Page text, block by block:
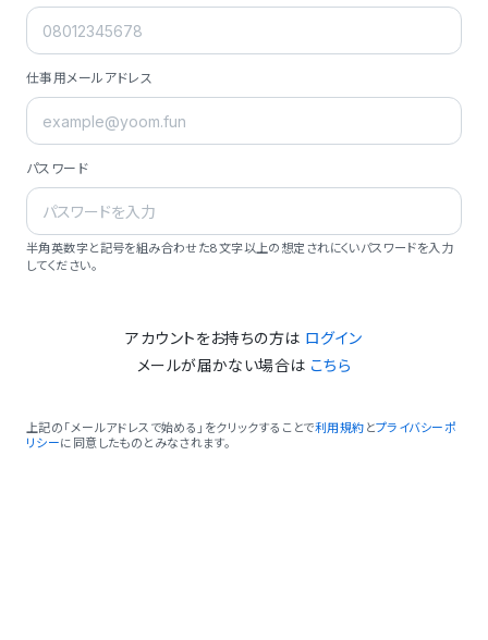
仕事用メールアドレス
パスワード
半角英数字と記号を組み合わせた8文字以上の想定されにくいパスワードを入力
してください。
アカウントをお持ちの方は ログイン
メールが届かない場合は こちら
上記の「メールアドレスで始める」をクリックすることで利用規約 とプライバシーポ
リシーに同意したものとみなされます。